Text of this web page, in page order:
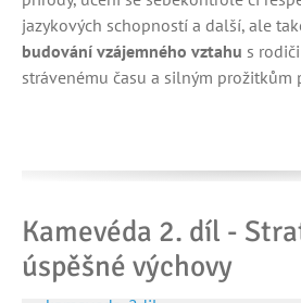
jazykových schopností a další, ale
budování vzájemného vztahu s
strávenému času a silným
Kamevéda 2. díl -
úspěšné výchovy